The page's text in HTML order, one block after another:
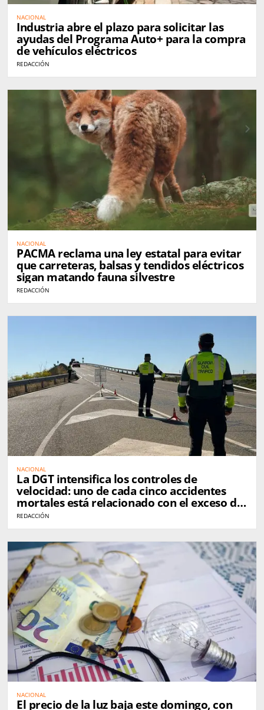
NACIONAL
Industria abre el plazo para solicitar las
ayudas del Programa Auto+ para la compra
de vehículos eléctricos
REDACCIÓN
NACIONAL
PACMA reclama una ley estatal para evitar
que carreteras, balsas y tendidos eléctricos
sigan matando fauna silvestre
REDACCIÓN
NACIONAL
La DGT intensifica los controles de
velocidad: uno de cada cinco accidentes
mortales está relacionado con el exceso de
velocidad
REDACCIÓN
NACIONAL
El precio de la luz baja este domingo, con